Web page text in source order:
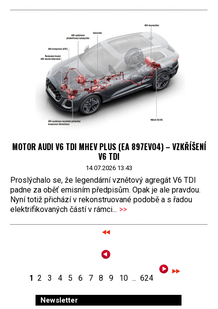
MOTOR AUDI V6 TDI MHEV PLUS (EA 897EVO4) – VZKŘÍŠENÍ
V6 TDI
14.07.2026 13:43
Proslýchalo se, že legendární vznětový agregát V6 TDI
padne za oběť emisním předpisům. Opak je ale pravdou.
Nyní totiž přichází v rekonstruované podobě a s řadou
elektrifikovaných částí v rámci... >>
1 2 3 4 5 6 7 8 9 10 ... 624
Newsletter